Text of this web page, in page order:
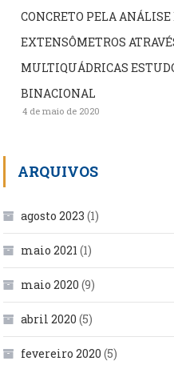
CONCRETO PELA
EXTENSÔMETROS
MULTIQUÁDRICAS
BINACIONAL
4 de maio de 2020
ARQUIVOS
agosto 2023 (1)
maio 2021 (1)
maio 2020 (9)
abril 2020 (5)
fevereiro 2020 (5)